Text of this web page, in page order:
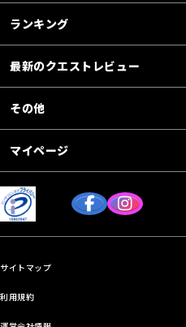
ランキング
最新のクエストレビュー
その他
マイページ
サイトマップ
利用規約